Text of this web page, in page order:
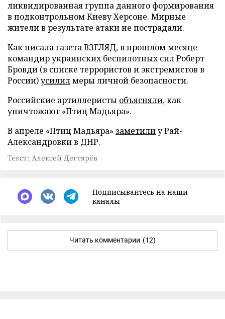
ликвидированная группа данного формирования
в подконтрольном Киеву Херсоне. Мирные
жители в результате атаки не пострадали.
Как писала газета ВЗГЛЯД, в прошлом месяце
командир украинских беспилотных сил Роберт
Бровди (в списке террористов и экстремистов в
России)усилилмеры личной безопасности.
Российские артиллеристы объясняли, как
уничтожают «Птиц Мадьяра».
В апреле «Птиц Мадьяра» заметилиу Рай-
Александровки в ДНР.
Текст: Алексей Дегтярёв
Подписывайтесь на наши
каналы
Читать комментарии (12)